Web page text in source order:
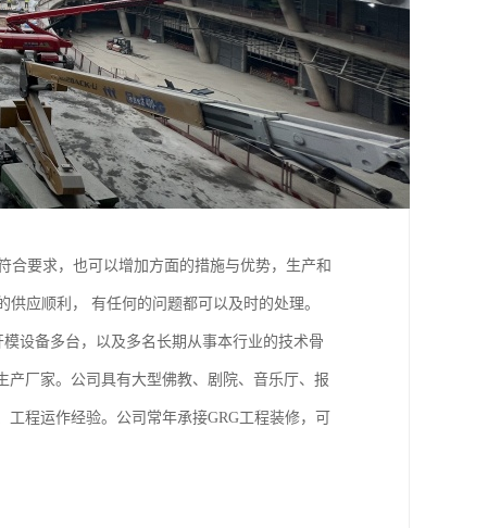
合要求，也可以增加方面的措施与优势，生产和
应顺利， 有任何的问题都可以及时的处理。
设备多台，以及多名长期从事本行业的技术骨
厂家。公司具有大型佛教、剧院、音乐厅、报
程运作经验。公司常年承接GRG工程装修，可